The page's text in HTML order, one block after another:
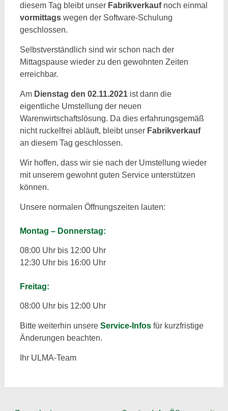
diesem Tag bleibt unser Fabrikverkauf noch einmal
vormittagswegen der Software-Schulung
geschlossen.
Selbstverständlich sind wir schon nach der
Mittagspause wieder zu den gewohnten Zeiten
erreichbar.
Am Dienstag den 02.11.2021ist dann die
eigentliche Umstellung der neuen
Warenwirtschaftslösung. Da dies erfahrungsgemäß
nicht ruckelfrei abläuft, bleibt unser Fabrikverkauf
an diesem Tag geschlossen.
Wir hoffen, dass wir sie nach der Umstellung wieder
mit unserem gewohnt guten Service unterstützen
können.
Unsere normalen Öffnungszeiten lauten:
Montag – Donnerstag:
08:00 Uhr bis 12:00 Uhr
12:30 Uhr bis 16:00 Uhr
Freitag:
08:00 Uhr bis 12:00 Uhr
Bitte weiterhin unsere Service-Infosfür kurzfristige
Änderungen beachten.
Ihr ULMA-Team